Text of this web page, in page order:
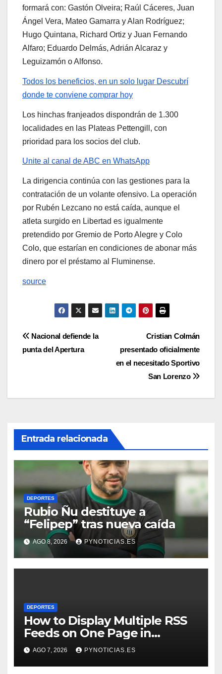
formará con: Gastón Olveira; Raúl Cáceres, Juan
Ángel Vera, Mateo Gamarra y Alan Rodríguez;
Hugo Quintana, Richard Ortiz y Juan Fernando
Alfaro; Eduardo Delmás, Adrián Alcaraz y
Leguizamón o Alfonso.
Todos los beneficios, en un solo lugar Descubrí
donde te conviene comprar hoy
Los hinchas franjeados dispondrán de 1.300
localidades en las Plateas Pettengill, con
prioridad para los socios del club.
Unite al canal de ABC en WhatsApp
La dirigencia continúa con las gestiones para la
contratación de un volante ofensivo. La operación
por Rubén Lezcano no está caída, aunque el
atleta surgido en Libertad es igualmente
pretendido por Gremio de Porto Alegre y Colo
Colo, que estarían en condiciones de abonar más
dinero por el préstamo al Fluminense.
source
Navegación
de
Cristian Colmán
presentado oficialmente
en el necesitado Sportivo
San Lorenzo
Nacional defiende la
punta del Apertura
Entrada relacionada
DEPORTES
Rubio Ñu destituye a
“Felipep” tras nueva caída
AGO 8, 2026 PYNOTICIAS.ES
DEPORTES
How to Display Multiple RSS
Feeds on One Page in
WordPress
AGO 7, 2026 PYNOTICIAS.ES